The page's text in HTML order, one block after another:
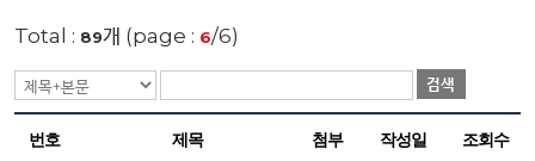
Total : 89개 (page : 6/6)
검색
번호 제목 첨부 작성일 조회수